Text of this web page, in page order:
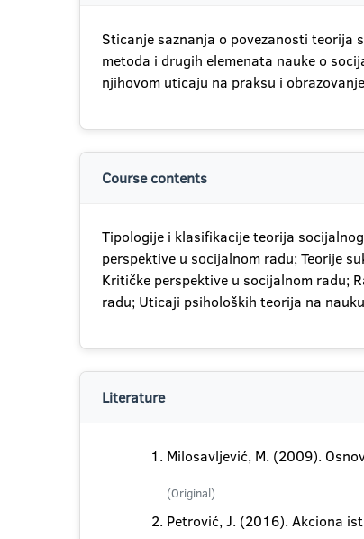
Sticanje saznanja o povezanosti teorija
metoda i drugih elemenata nauke o
njihovom uticaju na praksu i
Course contents
Tipologije i klasifikacije teorija
perspektive u socijalnom radu; Teorije
Kritičke perspektive u socijalnom radu;
radu; Uticaji psiholoških teorija na
Literature
Milosavljević, M. (2009).
(Original)
Petrović, J. (2016). Akciona